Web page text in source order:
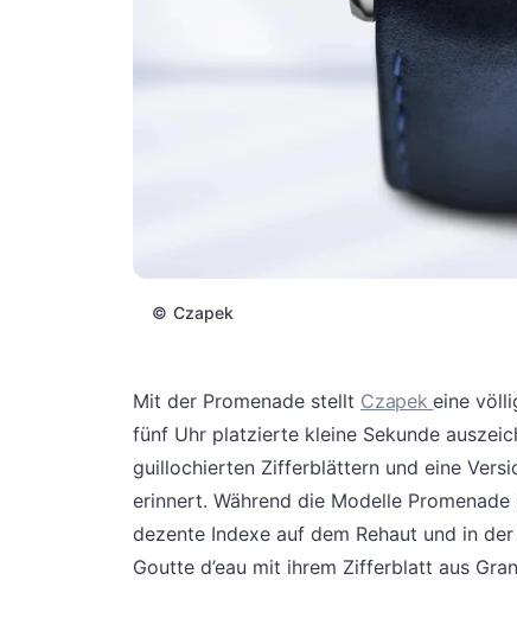
© Czapek
Mit der Promenade stellt Czapekeine
fünf Uhr platzierte kleine Sekunde
guillochierten Zifferblättern und eine
erinnert. Während die Modelle
dezente Indexe auf dem Rehaut und in
Goutte d’eau mit ihrem Zifferblatt aus